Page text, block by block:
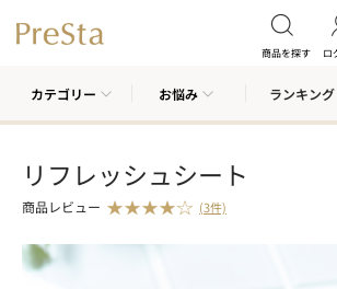
商品を探す ロ
カテゴリー お悩み ランキング
リフレッシュシート
商品レビュー (3件)